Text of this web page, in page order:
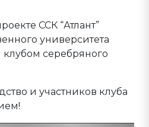
ССК “Атлант”
университета
серебряного
и участников клуба